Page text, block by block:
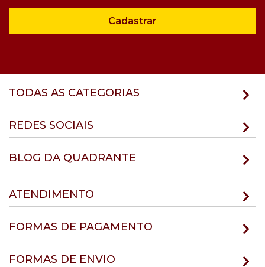
Cadastrar
TODAS AS CATEGORIAS
REDES SOCIAIS
BLOG DA QUADRANTE
ATENDIMENTO
FORMAS DE PAGAMENTO
FORMAS DE ENVIO